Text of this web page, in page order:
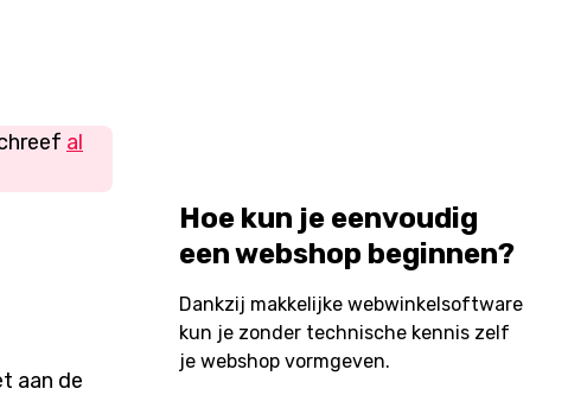
al
aan de
Hoe kun je eenvoudig
een webshop beginnen?
Dankzij makkelijke webwinkelsoftware
kun je zonder technische kennis zelf
je webshop vormgeven.